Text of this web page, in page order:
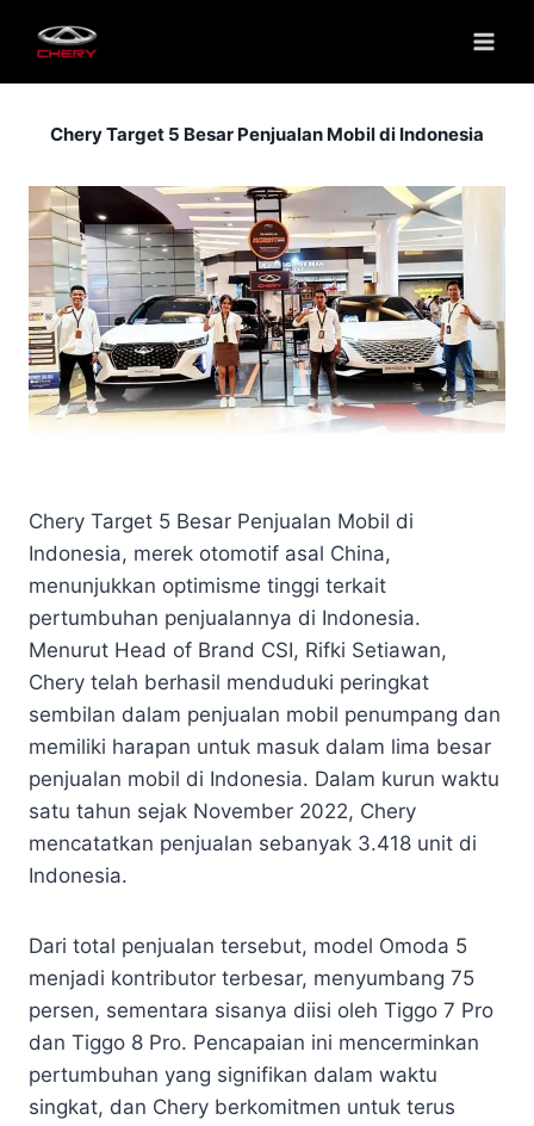
Chery Target 5 Besar Penjualan Mobil di Indonesia
Chery Target 5 Besar Penjualan Mobil di
Indonesia, merek otomotif asal China,
menunjukkan optimisme tinggi terkait
pertumbuhan penjualannya di Indonesia.
Menurut Head of Brand CSI, Rifki Setiawan,
Chery telah berhasil menduduki peringkat
sembilan dalam penjualan mobil penumpang dan
memiliki harapan untuk masuk dalam lima besar
penjualan mobil di Indonesia. Dalam kurun waktu
satu tahun sejak November 2022, Chery
mencatatkan penjualan sebanyak 3.418 unit di
Indonesia.
Dari total penjualan tersebut, model Omoda 5
menjadi kontributor terbesar, menyumbang 75
persen, sementara sisanya diisi oleh Tiggo 7 Pro
dan Tiggo 8 Pro. Pencapaian ini mencerminkan
pertumbuhan yang signifikan dalam waktu
singkat, dan Chery berkomitmen untuk terus